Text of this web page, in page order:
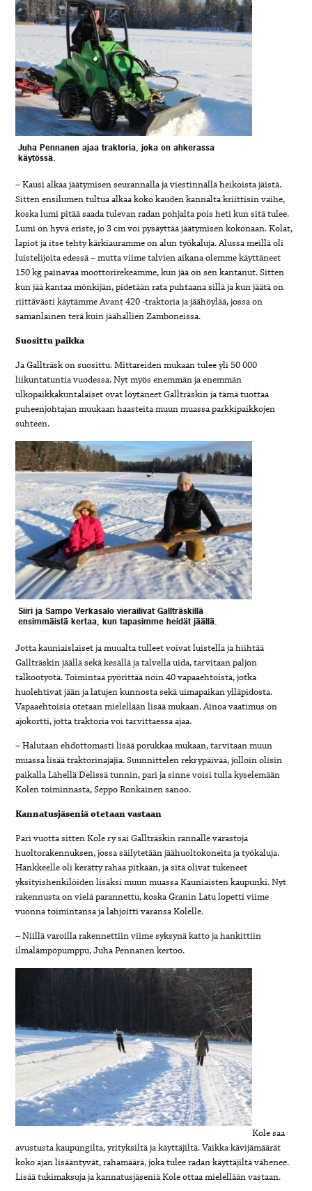
Juha Pennanen ajaa traktoria, joka on ahkerassa
käytössä.
– Kausi alkaa jäätymisen seurannalla ja viestinnällä heikoista jäistä.
Sitten ensilumen tultua alkaa koko kauden kannalta kriittisin vaihe,
koska lumi pitää saada tulevan radan pohjalta pois heti kun sitä tulee.
Lumi on hyvä eriste, jo 3 cm voi pysäyttää jäätymisen kokonaan. Kolat,
lapiot ja itse tehty kärkiauramme on alun työkaluja. Alussa meillä oli
luistelijoita edessä – mutta viime talvien aikana olemme käyttäneet
150 kg painavaa moottorirekeämme, kun jää on sen kantanut. Sitten
kun jää kantaa mönkijän, pidetään rata puhtaana sillä ja kun jäätä on
riittävästi käytämme Avant 420 -traktoria ja jäähöylää, jossa on
samanlainen terä kuin jäähallien Zamboneissa.
Suosittu paikka
Ja Gallträsk on suosittu. Mittareiden mukaan tulee yli 50 000
liikuntatuntia vuodessa. Nyt myös enemmän ja enemmän
ulkopaikkakuntalaiset ovat löytäneet Gallträskin ja tämä tuottaa
puheenjohtajan muukaan haasteita muun muassa parkkipaikkojen
suhteen.
Siiri ja Sampo Verkasalo vierailivat Gallträskillä
ensimmäistä kertaa, kun tapasimme heidät jäällä.
Jotta kauniaislaiset ja muualta tulleet voivat luistella ja hiihtää
Gallträskin jäällä sekä kesällä ja talvella uida, tarvitaan paljon
talkootyötä. Toimintaa pyörittää noin 40 vapaaehtoista, jotka
huolehtivat jään ja latujen kunnosta sekä uimapaikan ylläpidosta.
Vapaaehtoisia otetaan mielellään lisää mukaan. Ainoa vaatimus on
ajokortti, jotta traktoria voi tarvittaessa ajaa.
– Halutaan ehdottomasti lisää porukkaa mukaan, tarvitaan muun
muassa lisää traktorinajajia. Suunnittelen rekrypäivää, jolloin olisin
paikalla Lähellä Delissä tunnin, pari ja sinne voisi tulla kyselemään
Kolen toiminnasta, Seppo Ronkainen sanoo.
Kannatusjäseniä otetaan vastaan
Pari vuotta sitten Kole ry sai Gallträskin rannalle varastoja
huoltorakennuksen, jossa säilytetään jäähuoltokoneita ja työkaluja.
Hankkeelle oli kerätty rahaa pitkään, ja sitä olivat tukeneet
yksityishenkilöiden lisäksi muun muassa Kauniaisten kaupunki. Nyt
rakennusta on vielä parannettu, koska Granin Latu lopetti viime
vuonna toimintansa ja lahjoitti varansa Kolelle.
– Niillä varoilla rakennettiin viime syksynä katto ja hankittiin
ilmalämpöpumppu, Juha Pennanen kertoo.
Kole saa
avustusta kaupungilta, yrityksiltä ja käyttäjiltä. Vaikka kävijämäärät
koko ajan lisääntyvät, rahamäärä, joka tulee radan käyttäjiltä vähenee.
Lisää tukimaksuja ja kannatusjäseniä Kole ottaa mielellään vastaan.